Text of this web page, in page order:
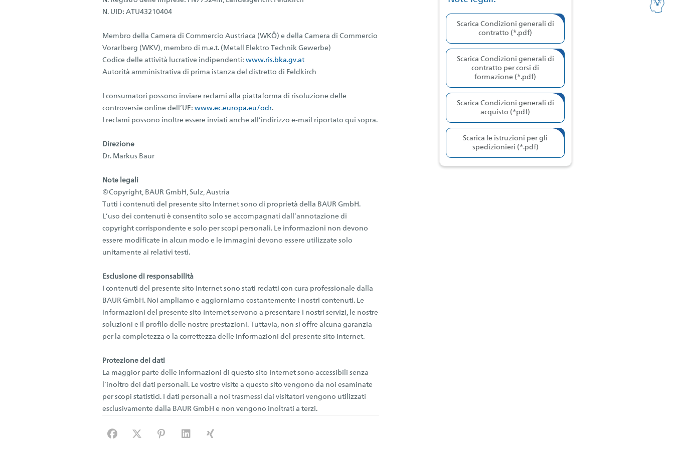
N. UID: ATU43210404
Membro della Camera di Commercio Austriaca (WKÖ) e della Camera di Commercio
Vorarlberg (WKV), membro di m.e.t. (Metall Elektro Technik Gewerbe)
Codice delle attività lucrative indipendenti: www.ris.bka.gv.at
Autorità amministrativa di prima istanza del distretto di Feldkirch
I consumatori possono inviare reclami alla piattaforma di risoluzione delle
controversie online dell’UE: www.ec.europa.eu/odr.
I reclami possono inoltre essere inviati anche all’indirizzo e-mail riportato qui sopra.
Direzione
Dr. Markus Baur
Note legali
©Copyright, BAUR GmbH, Sulz, Austria
Tutti i contenuti del presente sito Internet sono di proprietà della BAUR GmbH.
L’uso dei contenuti è consentito solo se accompagnati dall’annotazione di
copyright corrispondente e solo per scopi personali. Le informazioni non devono
essere modificate in alcun modo e le immagini devono essere utilizzate solo
unitamente ai relativi testi.
Esclusione di responsabilità
I contenuti del presente sito Internet sono stati redatti con cura professionale dalla
BAUR GmbH. Noi ampliamo e aggiorniamo costantemente i nostri contenuti. Le
informazioni del presente sito Internet servono a presentare i nostri servizi, le nostre
soluzioni e il profilo delle nostre prestazioni. Tuttavia, non si offre alcuna garanzia
per la completezza o la correttezza delle informazioni del presente sito Internet.
Protezione dei dati
La maggior parte delle informazioni di questo sito Internet sono accessibili senza
l’inoltro dei dati personali. Le vostre visite a questo sito vengono da noi esaminate
per scopi statistici. I dati personali a noi trasmessi dai visitatori vengono utilizzati
esclusivamente dalla BAUR GmbH e non vengono inoltrati a terzi.
FacebookX (#[creator\plugin\share\core\structs\SocialSharingServiceSettings]:formaly_twitter#)
PinterestLinkedInXing
Scarica Condizioni generali di
contratto (*.pdf)
Scarica Condizioni generali di
contratto per corsi di
formazione (*.pdf)
Scarica Condizioni generali di
acquisto (*pdf)
Scarica le istruzioni per gli
spedizionieri (*.pdf)